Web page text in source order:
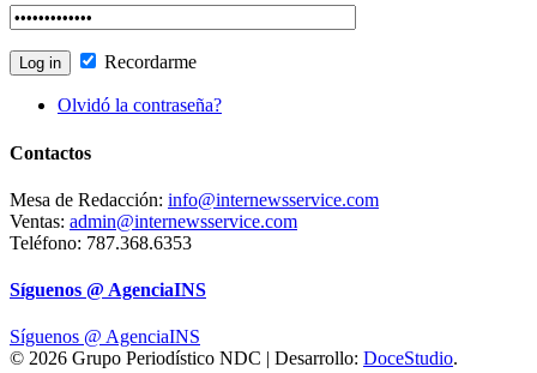
Recordarme
Olvidó la contraseña?
Contactos
Mesa de Redacción: info@internewsservice.com
Ventas: admin@internewsservice.com
Teléfono: 787.368.6353
Síguenos @ AgenciaINS
Síguenos @ AgenciaINS
© 2026 Grupo Periodístico NDC | Desarrollo: DoceStudio.